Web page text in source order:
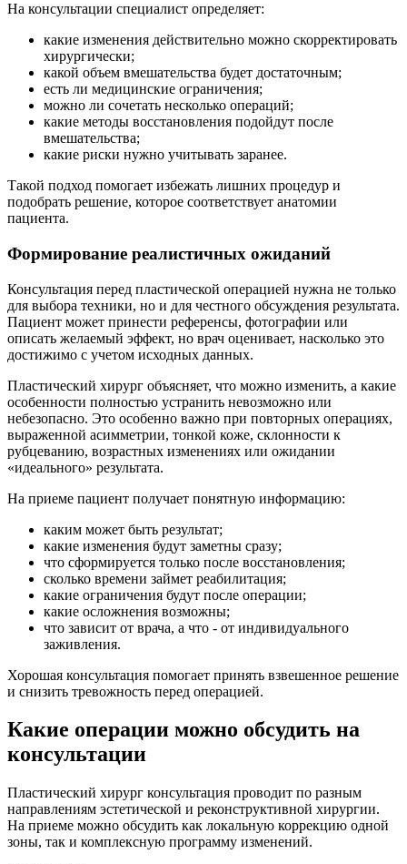
На консультации специалист определяет:
какие изменения действительно можно скорректировать
хирургически;
какой объем вмешательства будет достаточным;
есть ли медицинские ограничения;
можно ли сочетать несколько операций;
какие методы восстановления подойдут после
вмешательства;
какие риски нужно учитывать заранее.
Такой подход помогает избежать лишних процедур и
подобрать решение, которое соответствует анатомии
пациента.
Формирование реалистичных ожиданий
Консультация перед пластической операцией нужна не только
для выбора техники, но и для честного обсуждения результата.
Пациент может принести референсы, фотографии или
описать желаемый эффект, но врач оценивает, насколько это
достижимо с учетом исходных данных.
Пластический хирург объясняет, что можно изменить, а какие
особенности полностью устранить невозможно или
небезопасно. Это особенно важно при повторных операциях,
выраженной асимметрии, тонкой коже, склонности к
рубцеванию, возрастных изменениях или ожидании
«идеального» результата.
На приеме пациент получает понятную информацию:
каким может быть результат;
какие изменения будут заметны сразу;
что сформируется только после восстановления;
сколько времени займет реабилитация;
какие ограничения будут после операции;
какие осложнения возможны;
что зависит от врача, а что - от индивидуального
заживления.
Хорошая консультация помогает принять взвешенное решение
и снизить тревожность перед операцией.
Какие операции можно обсудить на
консультации
Пластический хирург консультация проводит по разным
направлениям эстетической и реконструктивной хирургии.
На приеме можно обсудить как локальную коррекцию одной
зоны, так и комплексную программу изменений.